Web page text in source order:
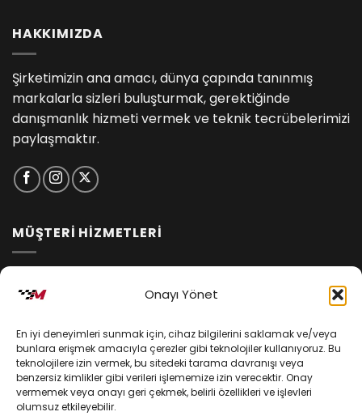
Onayı Yönet
En iyi deneyimleri sunmak için, cihaz bilgilerini saklamak ve/veya
bunlara erişmek amacıyla çerezler gibi teknolojiler kullanıyoruz. Bu
teknolojilere izin vermek, bu sitedeki tarama davranışı veya
benzersiz kimlikler gibi verileri işlememize izin verecektir. Onay
vermemek veya onayı geri çekmek, belirli özellikleri ve işlevleri
olumsuz etkileyebilir.
HAKKIMIZDA
Şirketimizin ana amacı, dünya çapında tanınmış
markalarla sizleri buluşturmak, gerektiğinde
danışmanlık hizmeti vermek ve teknik tecrübelerimizi
paylaşmaktır.
MÜŞTERİ HİZMETLERİ
Kişisel Verilerin Korunması
Mesafeli Satış Sözleşmesi